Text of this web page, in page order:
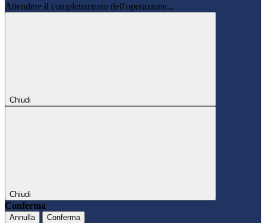
Attendere il completamento dell'operazione...
Chiudi
Chiudi
Conferma
Annulla Conferma